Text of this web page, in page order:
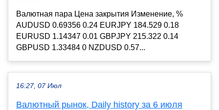
Валютная пара Цена закрытия Изменение, %
AUDUSD 0.69356 0.24 EURJPY 184.529 0.18
EURUSD 1.14347 0.01 GBPJPY 215.322 0.14
GBPUSD 1.33484 0 NZDUSD 0.57...
16:27, 07 Июл
Валютный рынок, Daily history за 6 июля